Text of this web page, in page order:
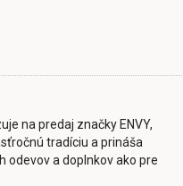
na predaj značky ENVY,
tradíciu a prináša
odevov a doplnkov ako pre